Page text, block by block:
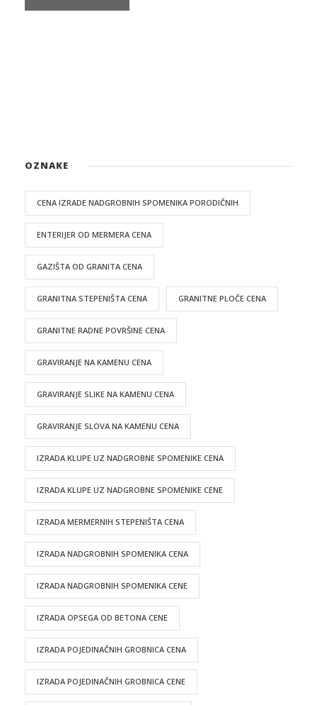
OZNAKE
CENA IZRADE NADGROBNIH SPOMENIKA PORODIČNIH
ENTERIJER OD MERMERA CENA
GAZIŠTA OD GRANITA CENA
GRANITNA STEPENIŠTA CENA GRANITNE PLOČE CENA
GRANITNE RADNE POVRŠINE CENA
GRAVIRANJE NA KAMENU CENA
GRAVIRANJE SLIKE NA KAMENU CENA
GRAVIRANJE SLOVA NA KAMENU CENA
IZRADA KLUPE UZ NADGROBNE SPOMENIKE CENA
IZRADA KLUPE UZ NADGROBNE SPOMENIKE CENE
IZRADA MERMERNIH STEPENIŠTA CENA
IZRADA NADGROBNIH SPOMENIKA CENA
IZRADA NADGROBNIH SPOMENIKA CENE
IZRADA OPSEGA OD BETONA CENE
IZRADA POJEDINAČNIH GROBNICA CENA
IZRADA POJEDINAČNIH GROBNICA CENE